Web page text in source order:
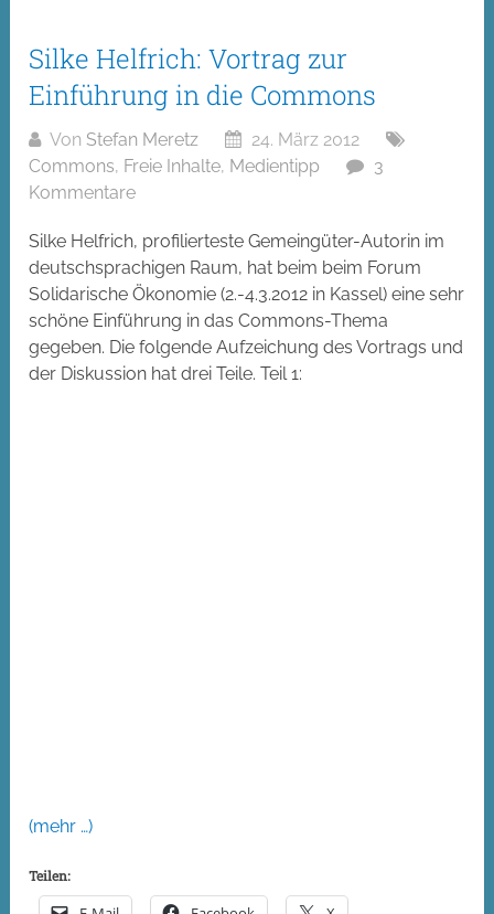
Silke Helfrich: Vortrag zur
Einführung in die Commons
Von Stefan Meretz
24. März 2012
Commons, Freie Inhalte, Medientipp
3
Kommentare
Silke Helfrich, profilierteste Gemeingüter-Autorin im
deutschsprachigen Raum, hat beim beim Forum
Solidarische Ökonomie (2.-4.3.2012 in Kassel) eine sehr
schöne Einführung in das Commons-Thema
gegeben. Die folgende Aufzeichung des Vortrags und
der Diskussion hat drei Teile. Teil 1:
(mehr …)
Teilen: